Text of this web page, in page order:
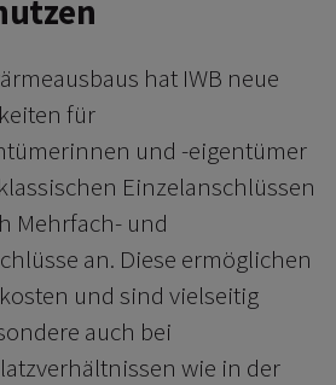
hat IWB neue
für
und -eigentümer
Einzelanschlüssen
Mehrfach- und
an. Diese ermöglichen
und sind vielseitig
auch bei
wie in der